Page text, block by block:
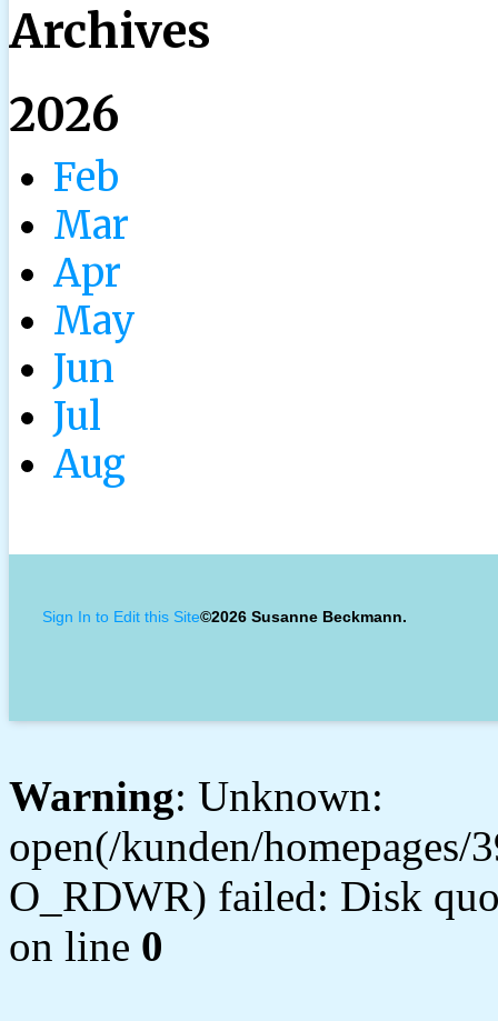
Archives
2026
Feb
Mar
Apr
May
Jun
Jul
Aug
Sign In to Edit this Site©2026 Susanne Beckmann.
Warning: Unknown:
open(/kunden/
O_RDWR) failed: Disk
on line 0